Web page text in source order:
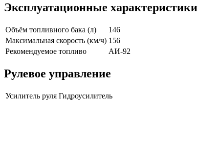
Эксплуатационные характеристики
Объём топливного бака (л)
146
Максимальная скорость (км/ч) 156
Рекомендуемое топливо
АИ-92
Рулевое управление
Усилитель руля Гидроусилитель